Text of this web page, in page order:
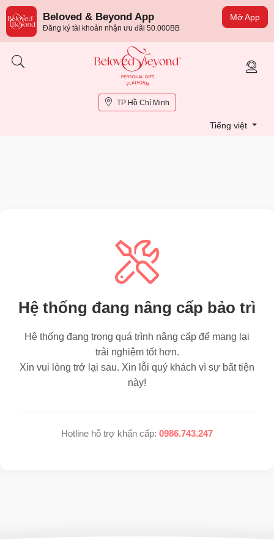
Mở App
Beloved & Beyond App
Đăng ký tài khoản nhận ưu đãi 50.000BB
TP Hồ Chí Minh
Tiếng việt
Hệ thống đang nâng cấp bảo trì
Hệ thống đang trong quá trình nâng cấp để mang lại
trải nghiệm tốt hơn.
Xin vui lòng trở lại sau. Xin lỗi quý khách vì sự bất tiện
này!
Hotline hỗ trợ khẩn cấp: 0986.743.247